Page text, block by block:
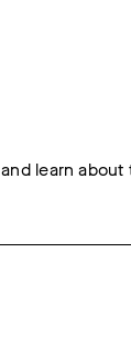
learn about